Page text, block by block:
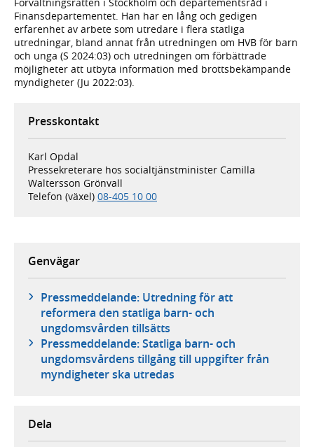
Finansdepartementet. Han har en lång och gedigen
erfarenhet av arbete som utredare i flera statliga
utredningar, bland annat från utredningen om HVB för barn
och unga (S 2024:03) och utredningen om förbättrade
möjligheter att utbyta information med brottsbekämpande
myndigheter (Ju 2022:03).
Presskontakt
Karl Opdal
Pressekreterare hos socialtjänstminister Camilla
Waltersson Grönvall
Telefon (växel) 08-405 10 00
Genvägar
Pressmeddelande: Utredning för att
reformera den statliga barn- och
ungdomsvården tillsätts
Pressmeddelande: Statliga barn- och
ungdomsvårdens tillgång till uppgifter från
myndigheter ska utredas
Dela